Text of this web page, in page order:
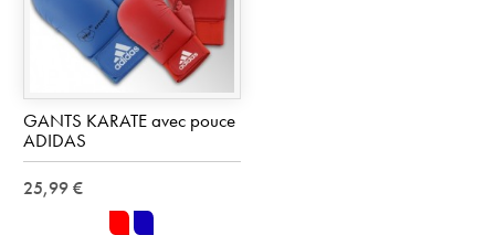
GANTS KARATE avec pouce
ADIDAS
25,99 €
rougebleu